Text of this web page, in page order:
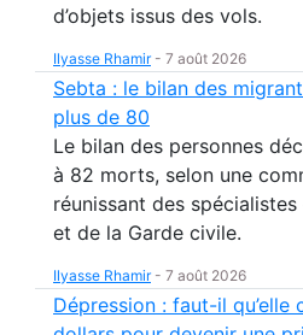
d’objets issus des vols.
Ilyasse Rhamir- 7 août 2026
Sebta : le bilan des
plus de 80
Le bilan des personnes
à 82 morts, selon une
réunissant des
et de la Garde civile.
Ilyasse Rhamir- 7 août 2026
Dépression : faut-il qu’elle